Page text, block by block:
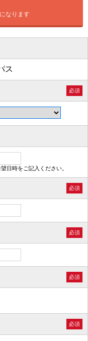
なります
ス
必須
日時をご記入ください。
必須
必須
必須
必須